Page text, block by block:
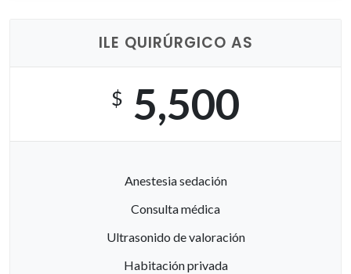
ILE QUIRÚRGICO AS
$ 5,500
Anestesia sedación
Consulta médica
Ultrasonido de valoración
Habitación privada